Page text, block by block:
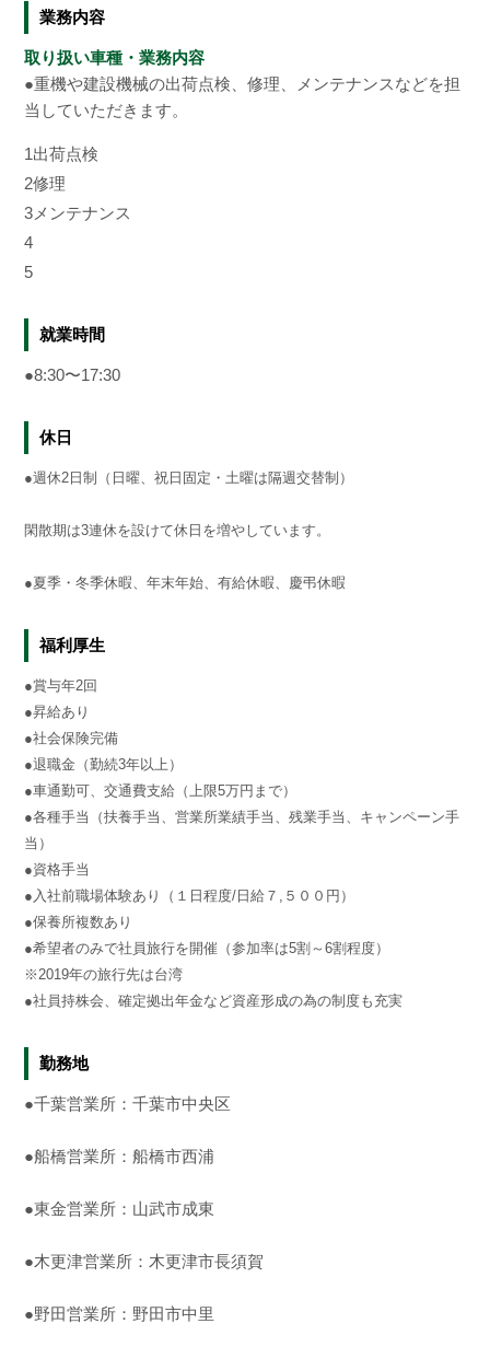
業務内容
取り扱い車種・業務内容
●重機や建設機械の出荷点検、修理、メンテナンスなどを担
当していただきます。
1出荷点検
2修理
3 メンテナンス
4
5
就業時間
●8:30〜17:30
休日
●週休2日制（日曜、祝日固定・土曜は隔週交替制）
閑散期は3連休を設けて休日を増やしています。
●夏季・冬季休暇、年末年始、有給休暇、慶弔休暇
福利厚生
●賞与年2回
●昇給あり
●社会保険完備
●退職金（勤続3年以上）
●車通勤可、交通費支給（上限5万円まで）
●各種手当（扶養手当、営業所業績手当、残業手当、キャンペーン手
当）
●資格手当
●入社前職場体験あり（１日程度/日給７,５００円）
●保養所複数あり
●希望者のみで社員旅行を開催（参加率は5割～6割程度）
※2019年の旅行先は台湾
●社員持株会、確定拠出年金など資産形成の為の制度も充実
勤務地
●千葉営業所：千葉市中央区
●船橋営業所：船橋市西浦
●東金営業所：山武市成東
●木更津営業所：木更津市長須賀
●野田営業所：野田市中里